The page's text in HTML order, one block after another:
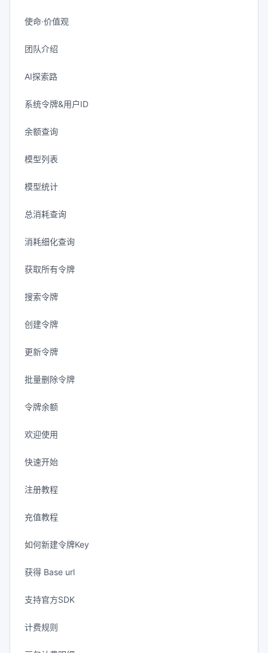
使命·价值观
团队介绍
AI探索路
系统令牌&用户ID
余额查询
模型列表
模型统计
总消耗查询
消耗细化查询
获取所有令牌
搜索令牌
创建令牌
更新令牌
批量删除令牌
令牌余额
欢迎使用
快速开始
注册教程
充值教程
如何新建令牌Key
获得 Base url
支持官方SDK
计费规则